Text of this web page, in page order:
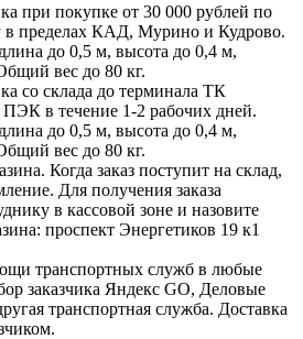
при покупке от 30 000 рублей по
в пределах КАД, Мурино и Кудрово.
до 0,5 м, высота до 0,4 м,
вес до 80 кг.
со склада до терминала ТК
в течение 1-2 рабочих дней.
до 0,5 м, высота до 0,4 м,
вес до 80 кг.
Когда заказ поступит на склад,
Для получения заказа
в кассовой зоне и назовите
проспект Энергетиков 19 к1
транспортных служб в любые
заказчика Яндекс GO, Деловые
транспортная служба. Доставка